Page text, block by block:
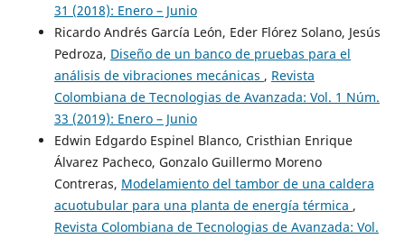
31 (2018): Enero – Junio
Ricardo Andrés García León, Eder Flórez Solano, Jesús
Pedroza, Diseño de un banco de pruebas para el
análisis de vibraciones mecánicas , Revista
Colombiana de Tecnologias de Avanzada: Vol. 1 Núm.
33 (2019): Enero – Junio
Edwin Edgardo Espinel Blanco, Cristhian Enrique
Álvarez Pacheco, Gonzalo Guillermo Moreno
Contreras, Modelamiento del tambor de una caldera
acuotubular para una planta de energía térmica ,
Revista Colombiana de Tecnologias de Avanzada: Vol.